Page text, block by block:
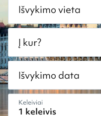
Išvykimo vieta
Į kur?
Išvykimo data
Keleiviai